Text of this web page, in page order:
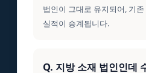
법인이 그대로 유지되어, 기
실적이 승계됩니다.
Q. 지방 소재 법인인데